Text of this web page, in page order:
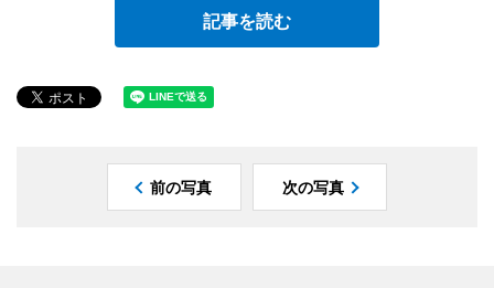
記事を読む
前の写真 次の写真